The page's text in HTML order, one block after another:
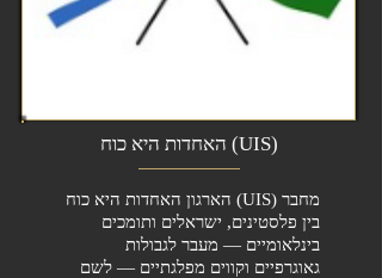
האחדות היא כוח (UIS)
הארגון האחדות היא כוח (UIS) מחבר
בין פלסטינים, ישראלים ותומכים
בינלאומיים — מעבר לגבולות
גאוגרפיים וקווים מפלגתיים — לשם